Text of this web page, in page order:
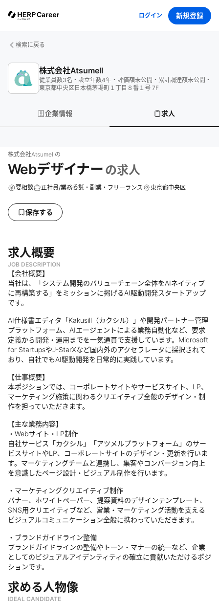
ログイン 新規登録
検索に戻る
株式会社Atsumell
従業員数3名 ・ 設立年数4年 ・ 評価額未公開 ・ 累計調達額未公開 ・
東京都中央区日本橋茅場町１丁目８番１号 7F
企業情報 求人
株式会社Atsumellの
Webデザイナー の求人
要相談 正社員/業務委託・副業・フリーランス 東京都中央区
保存する
求人概要
JOB DESCRIPTION
【会社概要】
当社は、「システム開発のバリューチェーン全体をAIネイティブ
に再構築する」をミッションに掲げるAI駆動開発スタートアップ
です。
AI仕様書エディタ「Kakusill（カクシル）」や開発パートナー管理
プラットフォーム、AIエージェントによる業務自動化など、要求
定義から開発・運用までを一気通貫で支援しています。Microsoft
for StartupsやJ-StarXなど国内外のアクセラレータに採択されて
おり、自社でもAI駆動開発を日常的に実践しています。
【仕事概要】
本ポジションでは、コーポレートサイトやサービスサイト、LP、
マーケティング施策に関わるクリエイティブ全般のデザイン・制
作を担っていただきます。
【主な業務内容】
・Webサイト・LP制作
自社サービス「カクシル」「アツメルプラットフォーム」のサー
ビスサイトやLP、コーポレートサイトのデザイン・更新を行いま
す。マーケティングチームと連携し、集客やコンバージョン向上
を意識したページ設計・ビジュアル制作を行います。
・マーケティングクリエイティブ制作
バナー、ホワイトペーパー、提案資料のデザインテンプレート、
SNS用クリエイティブなど、営業・マーケティング活動を支える
ビジュアルコミュニケーション全般に携わっていただきます。
・ブランドガイドライン整備
ブランドガイドラインの整備やトーン・マナーの統一など、企業
としてのビジュアルアイデンティティの確立に貢献いただけるポジ
ションです。
求める人物像
IDEAL CANDIDATE